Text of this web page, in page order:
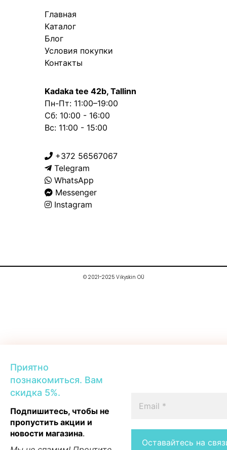
Приятно
познакомиться. Вам
скидка 5%.
Подпишитесь, чтобы не
пропустить акции и
новости магазина.
Главная
Каталог
Блог
Условия покупки
Контакты
Kadaka tee 42b, Tallinn
Пн-Пт: 11:00–19:00
Сб: 10:00 - 16:00
Вс: 11:00 - 15:00
+372 56567067
Telegram
WhatsApp
Messenger
Instagram
© 2021-2025 Vikyskin OÜ